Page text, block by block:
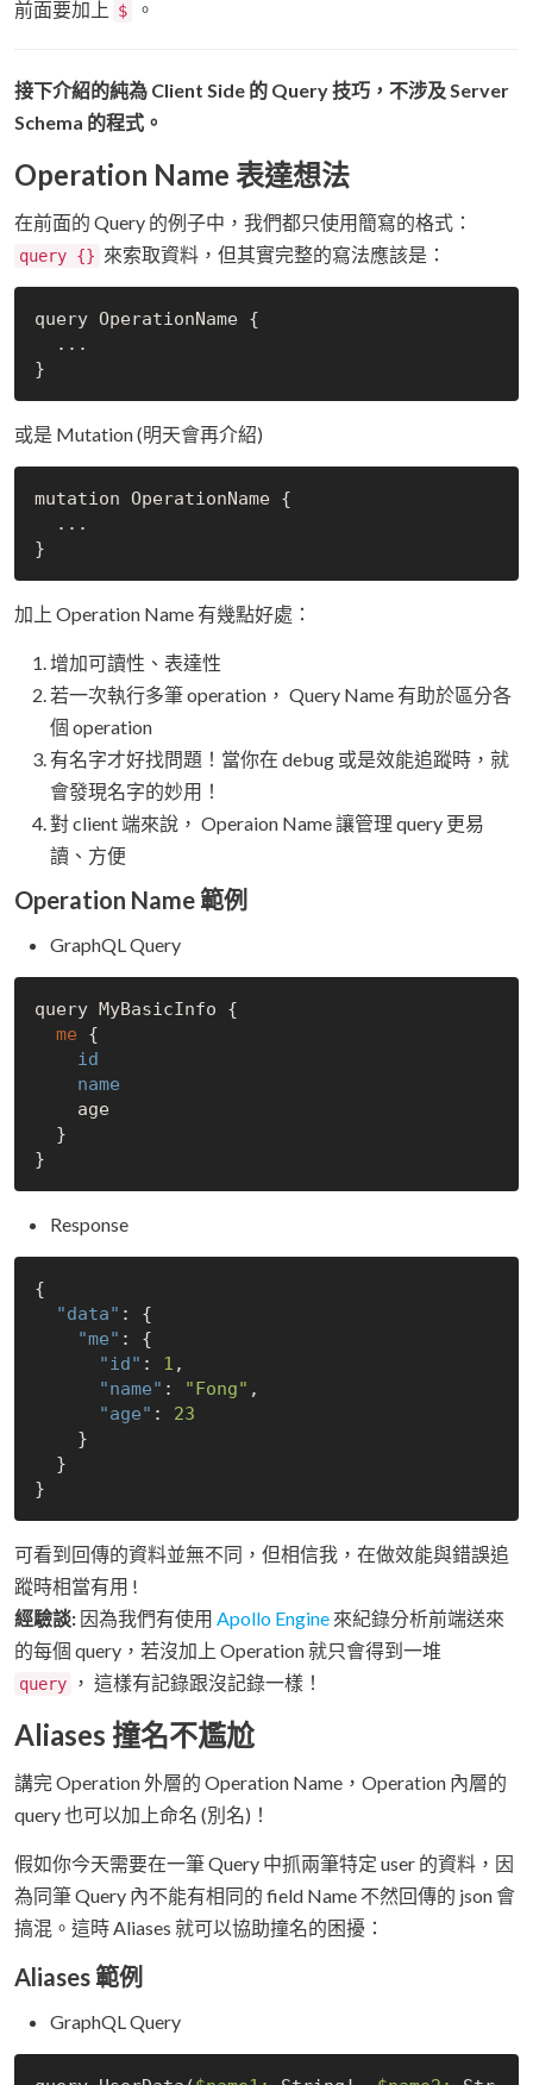
前面要加上 $ 。
接下介紹的純為 Client Side 的 Query 技巧，不涉及 Server
Schema 的程式。
Operation Name 表達想法
在前面的 Query 的例子中，我們都只使用簡寫的格式：
query {} 來索取資料，但其實完整的寫法應該是：
query OperationName {
或是 Mutation (明天會再介紹)
mutation OperationName {
加上 Operation Name 有幾點好處：
增加可讀性、表達性
若一次執行多筆 operation， Query Name 有助於區分各
個 operation
有名字才好找問題！當你在 debug 或是效能追蹤時，就
會發現名字的妙用！
對 client 端來說， Operaion Name 讓管理 query 更易
讀、方便
Operation Name 範例
GraphQL Query
query MyBasicInfo {
me {
id
name
Response
{
"data" : {
"me" : {
"id" : 1 ,
"name" : "Fong" ,
"age" : 23
可看到回傳的資料並無不同，但相信我，在做效能與錯誤追
蹤時相當有用 !
經驗談: 因為我們有使用 Apollo Engine 來紀錄分析前端送來
的每個 query，若沒加上 Operation 就只會得到一堆
query ， 這樣有記錄跟沒記錄一樣！
Aliases 撞名不尷尬
講完 Operation 外層的 Operation Name，Operation 內層的
query 也可以加上命名 (別名)！
假如你今天需要在一筆 Query 中抓兩筆特定 user 的資料，因
為同筆 Query 內不能有相同的 field Name 不然回傳的 json 會
搞混。這時 Aliases 就可以協助撞名的困擾：
Aliases 範例
GraphQL Query